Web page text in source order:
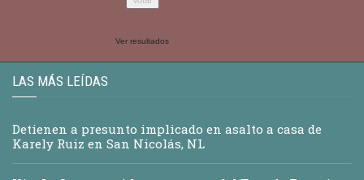
Ver resultados
LAS MÁS LEÍDAS
Detienen a presunto implicado en asalto a casa de
Karely Ruiz en San Nicolás, NL